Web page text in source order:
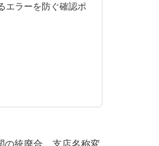
エラーを防ぐ確認ポ
の統廃合、支店名称変